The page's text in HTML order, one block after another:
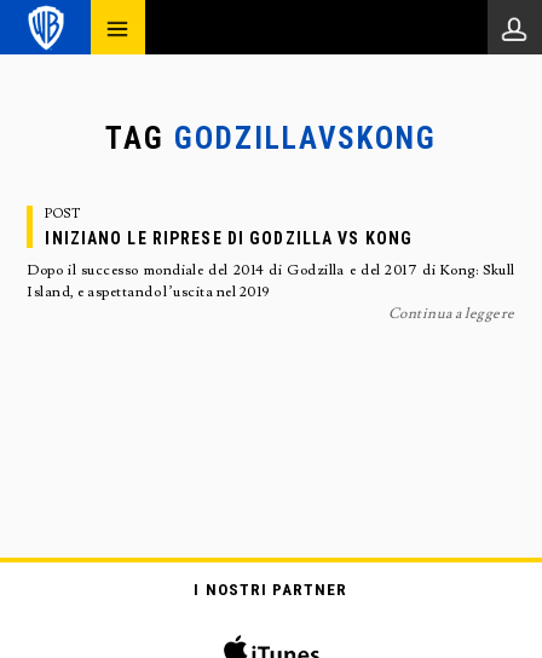
TAG GODZILLAVSKONG
POST
INIZIANO LE RIPRESE DI GODZILLA VS KONG
Dopo il successo mondiale del 2014 di Godzilla e del 2017 di Kong: Skull
Island, e aspettando l’uscita nel 2019
Continua a leggere
I NOSTRI PARTNER